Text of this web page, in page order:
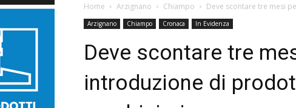
Home Arzignano Chiampo Deve scontare tre mesi
Arzignano Chiampo Cronaca In Evidenza
Deve scontare tre
introduzione di